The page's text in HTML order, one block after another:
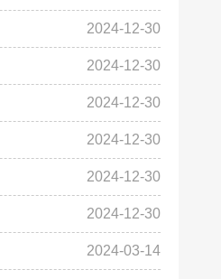
2024-12-30
2024-12-30
2024-12-30
2024-12-30
2024-12-30
2024-12-30
2024-03-14